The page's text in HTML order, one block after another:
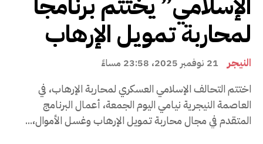
لمحاربة تمويل الإرهاب
النيجر 21 نوفمبر 2025، 23:58 مساءً
اختتم التحالف الإسلامي العسكري لمحاربة الإرهاب، في
العاصمة النيجرية نيامي اليوم الجمعة، أعمال البرنامج
المتقدم في مجال محاربة تمويل الإرهاب وغسل الأموال،...